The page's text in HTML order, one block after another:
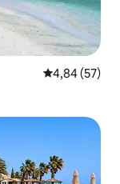
4,84 de uma
4,84 (57)